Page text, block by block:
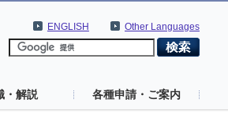
Other Languages
ENGLISH
・解説 各種申請・ご案内